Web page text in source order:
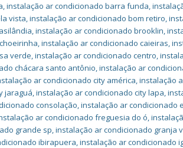
,instalação ar condicionado barra funda,
vista,instalação ar condicionado bom retiro,
,instalação ar condicionado brooklin,
,instalação ar condicionado caieiras,
verde,instalação ar condicionado centro,
chácara santo antônio,instalação ar
ar condicionado city américa,instalação
jaraguá,instalação ar condicionado city lapa,
consolação,instalação ar condicionado
ar condicionado freguesia do ó,
grande sp,instalação ar condicionado granja
ibirapuera,instalação ar condicionado